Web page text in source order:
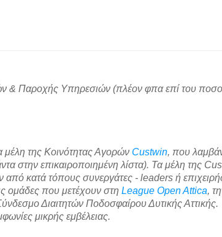
& Παροχής Υπηρεσιών (πλέον φπα επί του
μέλη της Κοινότητας Αγορών Custwin, που
στην επικαιροποιημένη λίστα). Τα μέλη της
κατά τόπους συνεργάτες - leaders ή
ομάδες που μετέχουν στη League Open Attica,
Διαιτητών Ποδοσφαίρου Δυτικής Αττικής.
μικρής εμβέλειας.